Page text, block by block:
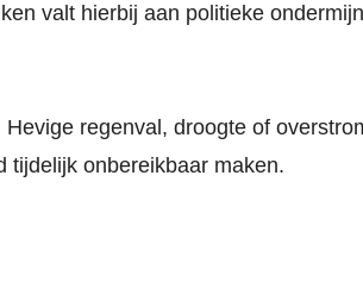
valt hierbij aan politieke
regenval, droogte of
tijdelijk onbereikbaar maken.